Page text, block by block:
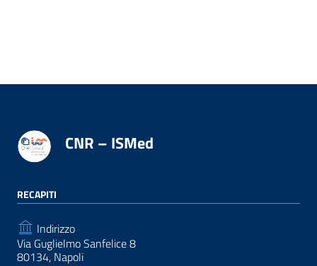
CNR – ISMed
RECAPITI
Indirizzo
Via Guglielmo Sanfelice 8
80134, Napoli